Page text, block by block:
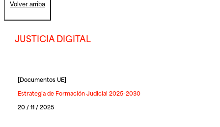
Volver arriba
JUSTICIA DIGITAL
[Documentos UE]
Estrategia de Formación Judicial 2025-2030
20 / 11 / 2025